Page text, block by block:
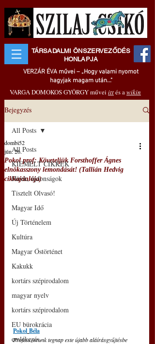
TÁRSADALMI ÖNSZERVEZŐDÉS
HONLAPJA
VERZÁR ÉVA művei – „Hogy valami nyomot
hagyjak magam után..."
VARGA DOMOKOS GYÖRGY művei ittés awikin
Bejegyzés
All Posts
KIEMELT CIKKEK
Hírek, újdonságok
Tisztelt Olvasó!
Magyar Idő
Új Történelem
Kultúra
Magyar Őstörténet
Kakukk
kortárs szépirodalom
magyar nyelv
kortárs szépirodalom
EU bürokrácia
emlékezés
All Posts
Pokol prof: Követeljük Forsthoffer Ágnes
elnökasszony lemondását! (Tallián Hedvig
cikkajánlója)
dombi52
jún. 26.
Pokol Béla
Professzorunk tegnap este újabb aláírásgyűjtésbe